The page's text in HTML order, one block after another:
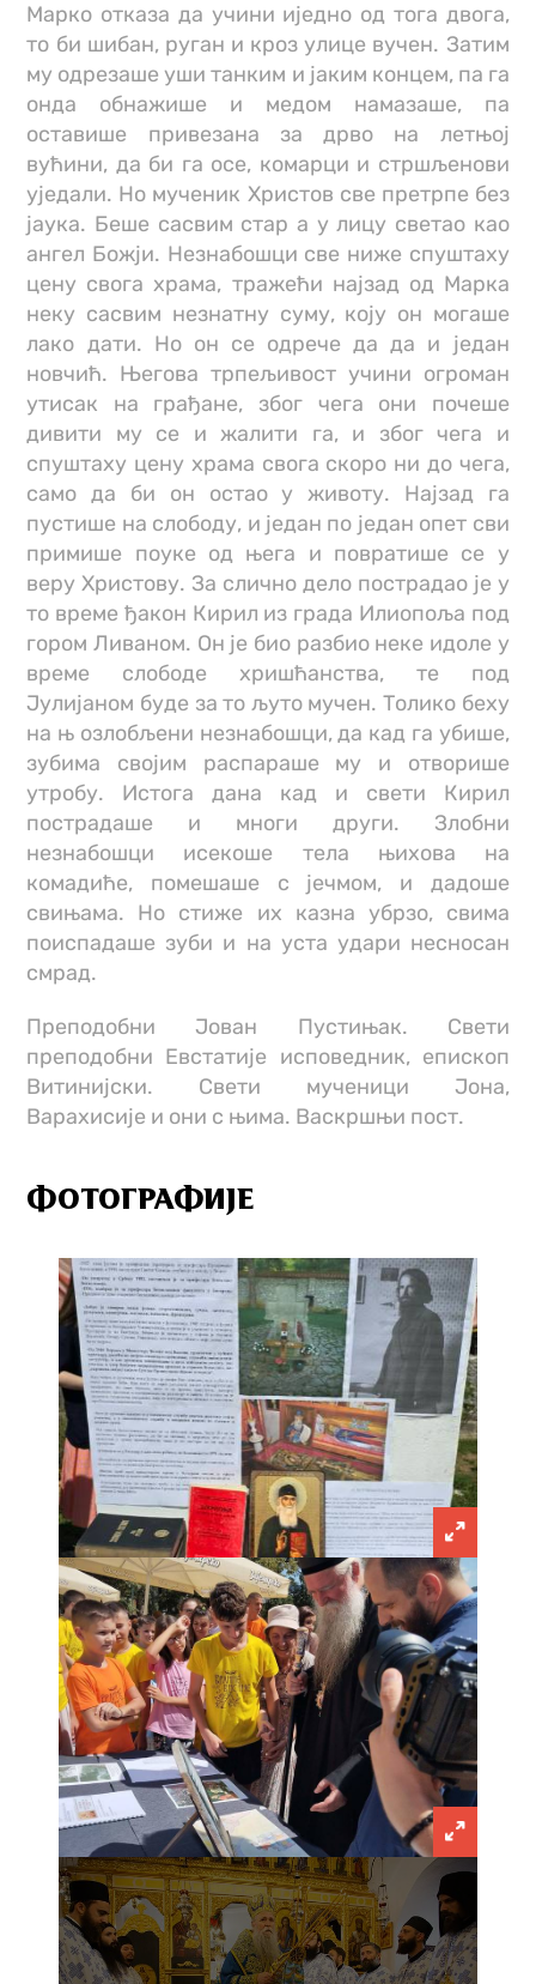
Марко отказа да учини иједно од тога двога,
то би шибан, руган и кроз улице вучен. Затим
му одрезаше уши танким и јаким концем, па га
онда обнажише и медом намазаше, па
оставише привезана за дрво на летњој
вућини, да би га осе, комарци и стршљенови
уједали. Но мученик Христов све претрпе без
јаука. Беше сасвим стар а у лицу светао као
ангел Божји. Незнабошци све ниже спуштаху
цену свога храма, тражећи најзад од Марка
неку сасвим незнатну суму, коју он могаше
лако дати. Но он се одрече да да и један
новчић. Његова трпељивост учини огроман
утисак на грађане, због чега они почеше
дивити му се и жалити га, и због чега и
спуштаху цену храма свога скоро ни до чега,
само да би он остао у животу. Најзад га
пустише на слободу, и један по један опет сви
примише поуке од њега и повратише се у
веру Христову. За слично дело пострадао је у
то време ђакон Кирил из града Илиопоља под
гором Ливаном. Он је био разбио неке идоле у
време слободе хришћанства, те под
Јулијаном буде за то љуто мучен. Толико беху
на њ озлобљени незнабошци, да кад га убише,
зубима својим распараше му и отворише
утробу. Истога дана кад и свети Кирил
пострадаше и многи други. Злобни
незнабошци исекоше тела њихова на
комадиће, помешаше с јечмом, и дадоше
свињама. Но стиже их казна убрзо, свима
поиспадаше зуби и на уста удари несносан
смрад.
Преподобни Јован Пустињак. Свети
преподобни Евстатије исповедник, епископ
Витинијски. Свети мученици Јона,
Варахисије и они с њима. Васкршњи пост.
ФОТОГРАФИЈЕ